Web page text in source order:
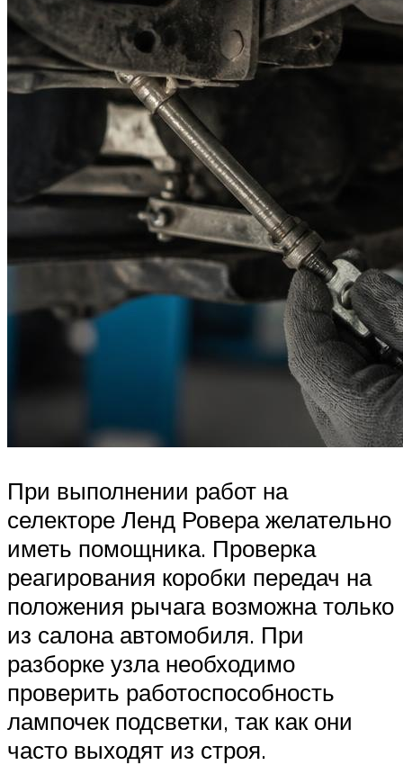
При выполнении работ на
селекторе Ленд Ровера желательно
иметь помощника. Проверка
реагирования коробки передач на
положения рычага возможна только
из салона автомобиля. При
разборке узла необходимо
проверить работоспособность
лампочек подсветки, так как они
часто выходят из строя.